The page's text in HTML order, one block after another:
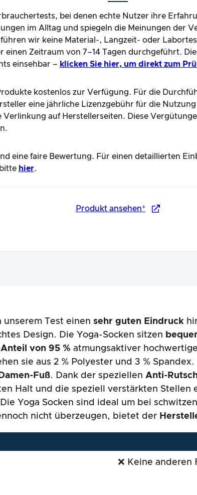
bei denen echte Nutzer ihre
im Alltag und spiegeln die Meinungen der
wir keine Material-, Langzeit- oder
einen Zeitraum von 7–14 Tagen durchgeführt.
einsehbar – klicken Sie hier, um direkt zum
kostenlos zur Verfügung. Für die
eine jährliche Lizenzgebühr für die
auf Herstellerseiten. Diese
eine faire Bewertung. Für einen detaillierten
hier.
Produkt ansehen*
unserem Test einen sehr guten Eindruck
Design. Die Yoga-Socken sitzen
von 95 % atmungsaktiver
sie aus 2 % Polyester und 3 %
Fuß. Dank der speziellen Anti-
Halt und die speziell verstärkten Stellen
Yoga Socken sind ideal um bei
nicht überzeugen, bietet der
❌ Keine